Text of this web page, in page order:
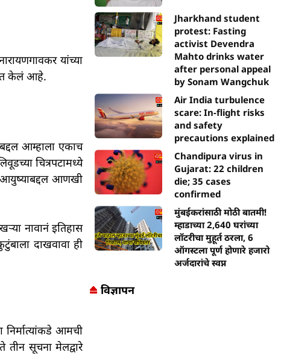
यांच्या
केलं आहे.
आम्हाला एकाच
चित्रपटामध्ये
आणखी
नावानं इतिहास
दाखवावा ही
निर्मात्यांकडे आमची
तीन सूचना मेलद्वारे
Jharkhand student
protest: Fasting
activist Devendra
Mahto drinks water
after personal appeal
by Sonam Wangchuk
Air India turbulence
scare: In-flight risks
and safety
precautions explained
Chandipura virus in
Gujarat: 22 children
die; 35 cases
confirmed
मुंबईकरांसाठी मोठी बातमी!
म्हाडाच्या 2,640 घरांच्या
लॉटरीचा मुहूर्त ठरला, 6
ऑगस्टला पूर्ण होणारे हजारो
अर्जदारांचे स्वप्न
विज्ञापन